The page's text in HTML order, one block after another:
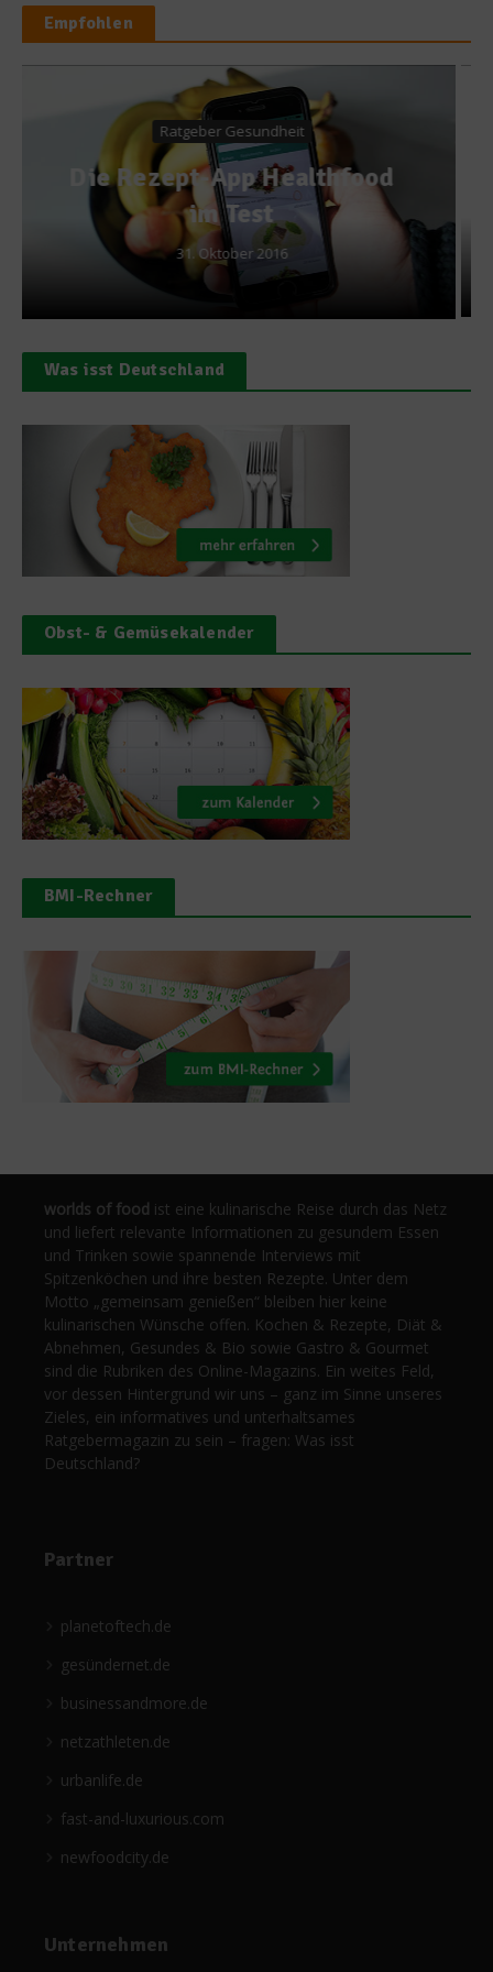
Empfohlen
Kochen & Rezepte
Rezept der Woche – Thai-
Curry von David Klemperer
2. November 2010
Was isst Deutschland
Obst- & Gemüsekalender
BMI-Rechner
worlds of food ist eine kulinarische Reise durch das Netz
und liefert relevante Informationen zu gesundem Essen
und Trinken sowie spannende Interviews mit
Spitzenköchen und ihre besten Rezepte. Unter dem
Motto „gemeinsam genießen“ bleiben hier keine
kulinarischen Wünsche offen. Kochen & Rezepte, Diät &
Abnehmen, Gesundes & Bio sowie Gastro & Gourmet
sind die Rubriken des Online-Magazins. Ein weites Feld,
vor dessen Hintergrund wir uns – ganz im Sinne unseres
Zieles, ein informatives und unterhaltsames
Ratgebermagazin zu sein – fragen: Was isst
Deutschland?
Partner
planetoftech.de
gesündernet.de
businessandmore.de
netzathleten.de
urbanlife.de
fast-and-luxurious.com
newfoodcity.de
Unternehmen